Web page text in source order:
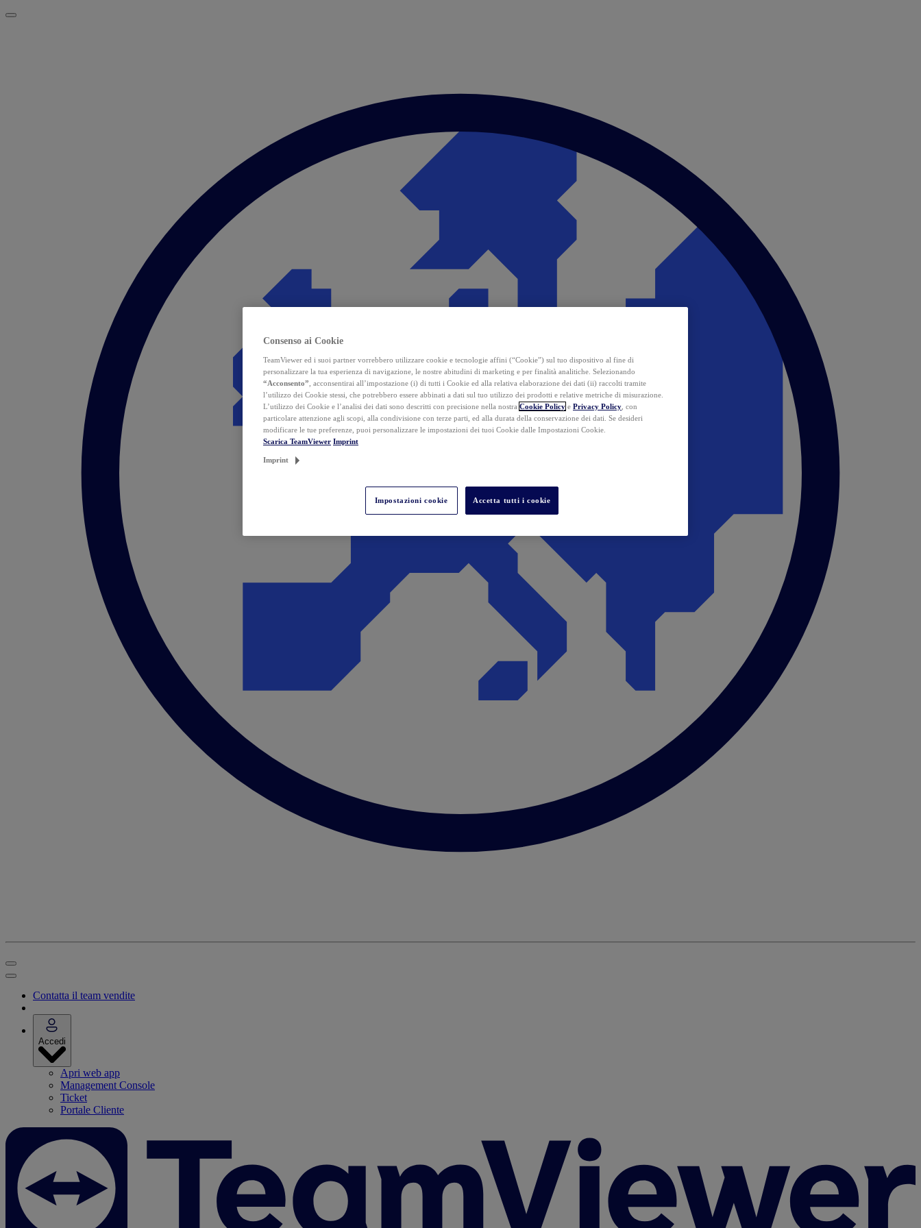
Contatta il team vendite
Accedi
Apri web app
Management Console
Ticket
Portale Cliente
Consenso ai Cookie
TeamViewer ed i suoi partner vorrebbero utilizzare cookie e tecnologie affini (“Cookie”) sul tuo dispositivo al fine di
personalizzare la tua esperienza di navigazione, le nostre abitudini di marketing e per finalità analitiche. Selezionando
“Acconsento” , acconsentirai all’impostazione (i) di tutti i Cookie ed alla relativa elaborazione dei dati (ii) raccolti tramite
l’utilizzo dei Cookie stessi, che potrebbero essere abbinati a dati sul tuo utilizzo dei prodotti e relative metriche di misurazione.
L’utilizzo dei Cookie e l’analisi dei dati sono descritti con precisione nella nostra Cookie Policy e Privacy Policy , con
particolare attenzione agli scopi, alla condivisione con terze parti, ed alla durata della conservazione dei dati. Se desideri
modificare le tue preferenze, puoi personalizzare le impostazioni dei tuoi Cookie dalle Impostazioni Cookie.
Scarica TeamViewer Imprint
Imprint
Impostazioni cookie Accetta tutti i cookie